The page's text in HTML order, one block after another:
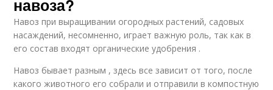
навоза?
Навоз при выращивании огородных растений, садовых
насаждений, несомненно, играет важную роль, так как в
его состав входят органические удобрения .
Навоз бывает разным , здесь все зависит от того, после
какого животного его собрали и отправили в компостную